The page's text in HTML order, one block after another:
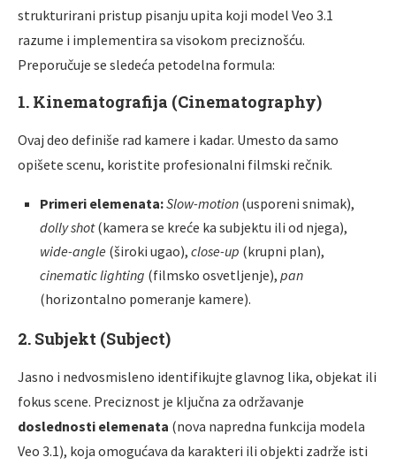
strukturirani pristup pisanju upita koji model Veo 3.1
razume i implementira sa visokom preciznošću.
Preporučuje se sledeća petodelna formula:
1. Kinematografija (Cinematography)
Ovaj deo definiše rad kamere i kadar. Umesto da samo
opišete scenu, koristite profesionalni filmski rečnik.
Primeri elemenata:Slow-motion (usporeni snimak),
dolly shot(kamera se kreće ka subjektu ili od njega),
wide-angle (široki ugao), close-up (krupni plan),
cinematic lighting (filmsko osvetljenje), pan
(horizontalno pomeranje kamere).
2. Subjekt (Subject)
Jasno i nedvosmisleno identifikujte glavnog lika, objekat ili
fokus scene. Preciznost je ključna za održavanje
doslednosti elemenata (nova napredna funkcija modela
Veo 3.1), koja omogućava da karakteri ili objekti zadrže isti